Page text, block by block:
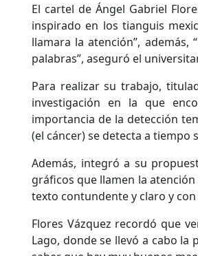
El cartel de Ángel Gabriel
inspirado en los tianguis
llamara la atención”,
palabras”, aseguró el
Para realizar su trabajo,
investigación en la que
importancia de la detección
(el cáncer) se detecta a tiempo
Además, integró a su
gráficos que llamen la
texto contundente y claro y
Flores Vázquez recordó que
Lago, donde se llevó a cabo la